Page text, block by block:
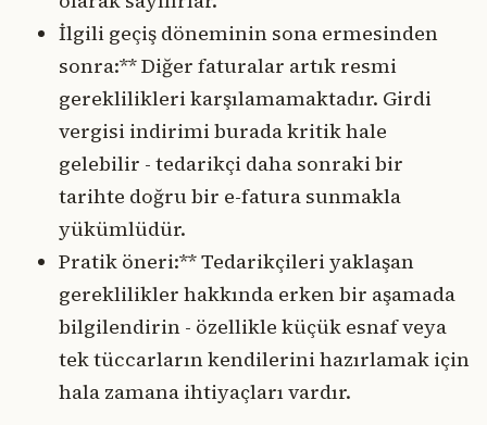
İlgili geçiş döneminin sona ermesinden
sonra:** Diğer faturalar artık resmi
gereklilikleri karşılamamaktadır. Girdi
vergisi indirimi burada kritik hale
gelebilir - tedarikçi daha sonraki bir
tarihte doğru bir e-fatura sunmakla
yükümlüdür.
Pratik öneri:** Tedarikçileri yaklaşan
gereklilikler hakkında erken bir aşamada
bilgilendirin - özellikle küçük esnaf veya
tek tüccarların kendilerini hazırlamak için
hala zamana ihtiyaçları vardır.